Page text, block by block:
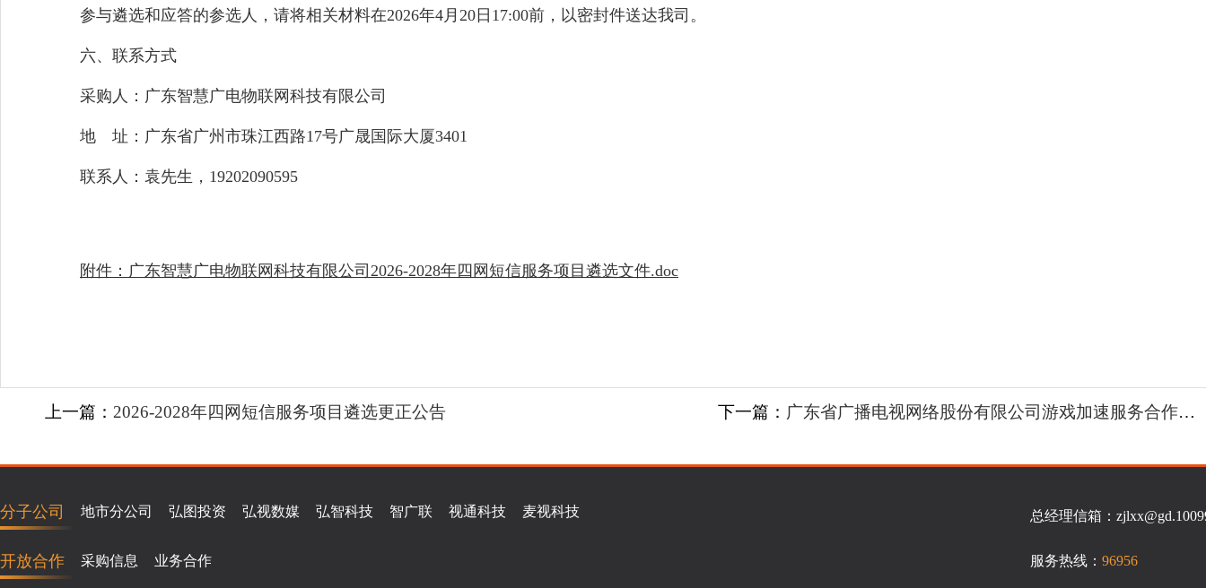
参与遴选和应答的参选人，请将相关材料在2026年4月20日17:00前，以密封件送达我司。
六、联系方式
采购人：广东智慧广电物联网科技有限公司
地 址：广东省广州市珠江西路17号广晟国际大厦3401
联系人：袁先生，19202090595
附件：广东智慧广电物联网科技有限公司2026-2028年四网短信服务项目遴选文件.doc
上一篇： 2026-2028年四网短信服务项目遴选更正公告 下一篇： 广东省广播电视网络股份有限公司游戏加速服务合作商招募公告
分子公司 地市分公司 弘图投资 弘视数媒 弘智科技 智广联 视通科技 麦视科技
开放合作 采购信息 业务合作
总经理信箱：
服务热线： 96956